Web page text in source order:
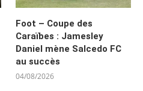
Foot – Coupe des
Caraïbes : Jamesley
Daniel mène Salcedo FC
au succès
04/08/2026